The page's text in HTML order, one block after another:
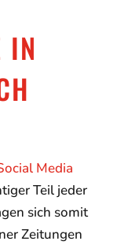
IN
Media
Teil jeder
sich somit
Zeitungen